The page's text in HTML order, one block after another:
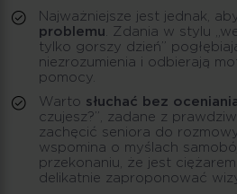
Najważniejsze jest jednak,
problemu . Zdania w stylu
tylko gorszy dzień”
niezrozumienia i odbierają
pomocy.
Warto słuchać bez
czujesz?”, zadane z
zachęcić seniora do
wspomina o myślach
przekonaniu, że jest
delikatnie zaproponować